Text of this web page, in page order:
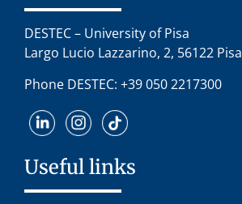
DESTEC – University of Pisa
Largo Lucio Lazzarino, 2, 56122 Pisa
Phone DESTEC: +39 050 2217300
Useful links